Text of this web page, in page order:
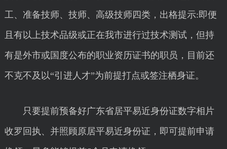
工、准备技师、技师、高级技师四类，出格提示:即便
且有以上技术品级或正在我市进行过技术测试，但持
有是外市或国度公布的职业资历证书的职员，目前还
不克不及以“引进人才”为前提打点或签注栖身证。
只要提前预备好广东省居平易近身份证数字相片
收罗回执、并照顾原居平易近身份证，即可提前申请